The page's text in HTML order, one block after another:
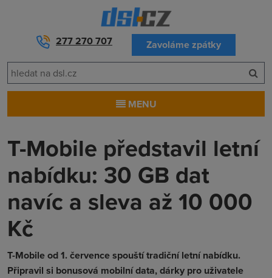
277 270 707 Zavoláme zpátky
MENU
T-Mobile představil letní
nabídku: 30 GB dat
navíc a sleva až 10 000
Kč
T-Mobile od 1. července spouští tradiční letní nabídku.
Připravil si bonusová mobilní data, dárky pro uživatele